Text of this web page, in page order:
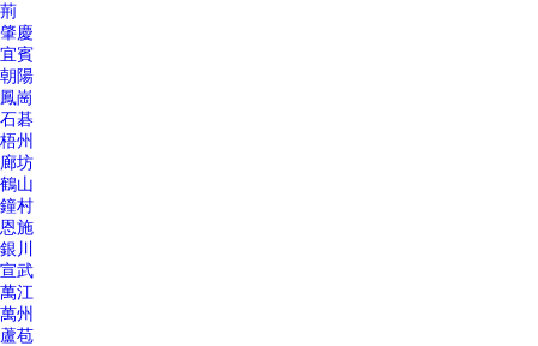
荊
肇慶
宜賓
朝陽
鳳崗
石碁
梧州
廊坊
鶴山
鐘村
恩施
銀川
宣武
萬江
萬州
蘆苞